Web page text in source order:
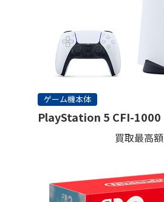
ゲーム機本体
PlayStation 5 CFI-1000
買取最高額